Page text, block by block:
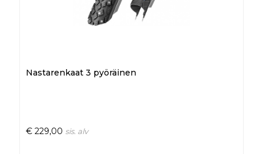
Nastarenkaat 3 pyöräinen
€ 229,00 sis. alv